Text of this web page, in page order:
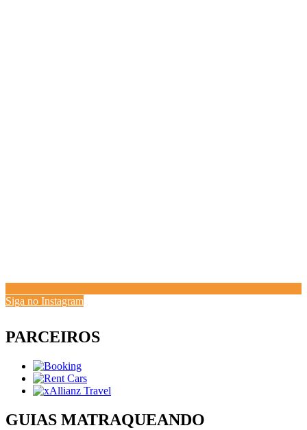
Siga no Instagram
PARCEIROS
GUIAS MATRAQUEANDO